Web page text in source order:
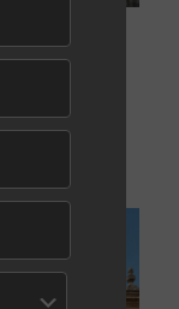
do Plano